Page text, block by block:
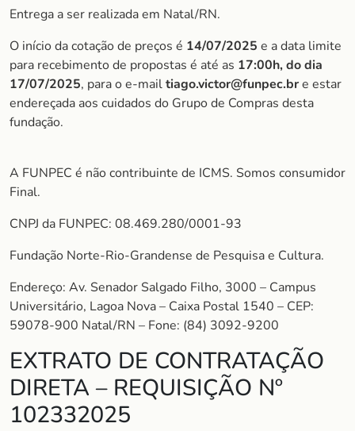
Entrega a ser realizada em Natal/RN.
O início da cotação de preços é 14/07/2025 e a data limite
para recebimento de propostas é até as 17:00h, do dia
17/07/2025, para o e-mailtiago.victor@funpec.bre estar
endereçada aos cuidados do Grupo de Compras desta
fundação.
A FUNPEC é não contribuinte de ICMS. Somos consumidor
Final.
CNPJ da FUNPEC: 08.469.280/0001-93
Fundação Norte-Rio-Grandense de Pesquisa e Cultura.
Endereço: Av. Senador Salgado Filho, 3000 – Campus
Universitário, Lagoa Nova – Caixa Postal 1540 – CEP:
59078-900 Natal/RN – Fone: (84) 3092-9200
EXTRATO DE CONTRATAÇÃO
DIRETA – REQUISIÇÃO Nº
102332025